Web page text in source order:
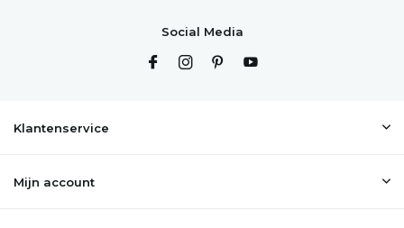
Social Media
Klantenservice
Mijn account